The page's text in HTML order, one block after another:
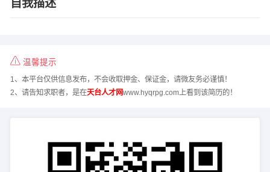
自我描述
温馨提示
1、本平台仅供信息发布，不会收取押金、保证金，请微友务必谨慎！
2、请告知求职者，是在天台人才网www.hyqrpg.com上看到该简历的！